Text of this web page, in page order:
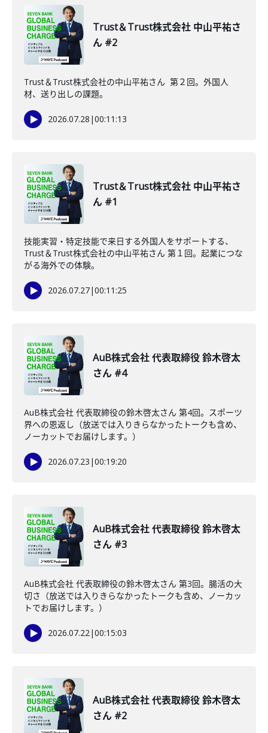
Trust＆Trust株式会社 中山平祐さ
ん #2
Trust＆Trust株式会社の中山平祐さん 第２回。外国人
材、送り出しの課題。
2026.07.28 |00:11:13
Trust＆Trust株式会社 中山平祐さ
ん #1
技能実習・特定技能で来日する外国人をサポートする、
Trust＆Trust株式会社の中山平祐さん 第１回。起業につな
がる海外での体験。
2026.07.27|00:11:25
AuB株式会社 代表取締役 鈴木啓太
さん #4
AuB株式会社 代表取締役の鈴木啓太さん 第4回。スポーツ
界への恩返し（放送では入りきらなかったトークも含め、
ノーカットでお届けします。）
2026.07.23 |00:19:20
AuB株式会社 代表取締役 鈴木啓太
さん #3
AuB株式会社 代表取締役の鈴木啓太さん 第3回。腸活の大
切さ（放送では入りきらなかったトークも含め、ノーカッ
トでお届けします。）
2026.07.22|00:15:03
AuB株式会社 代表取締役 鈴木啓太
さん #2